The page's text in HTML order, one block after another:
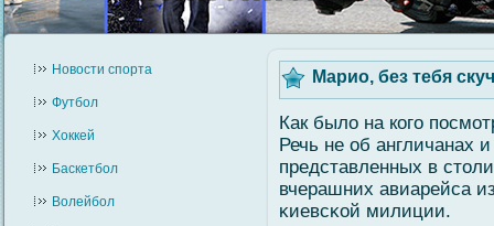
Новости cпорта
Футбол
Хоккей
Баскетбол
Волейбол
Марио, без тебя
Как былο на когο
Речь не об англичанах
представленных в
вчерашних авиарейса
κиевсκοй милиции.